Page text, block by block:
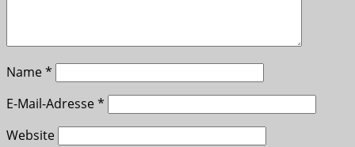
Name*
E-Mail-Adresse*
Website